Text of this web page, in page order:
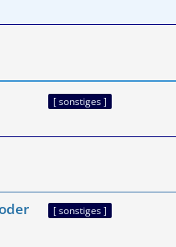
[ sonstiges ]
[ sonstiges ]